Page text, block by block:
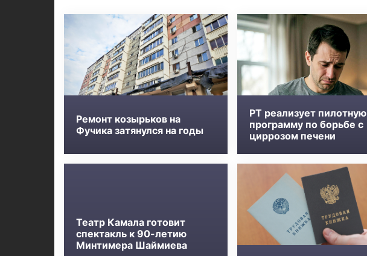
Ремонт козырьков на
Фучика затянулся на годы
РТ реализует пилотную
программу по борьбе с
циррозом печени
Театр Камала готовит
спектакль к 90-летию
Минтимера Шаймиева